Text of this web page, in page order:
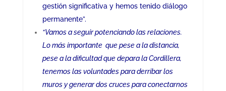
gestión significativa y hemos tenido diálogo
permanente”.
“Vamos a seguir potenciando las relaciones.
Lo más importante que pese a la distancia,
pese a la dificultad que depara la Cordillera,
tenemos las voluntades para derribar los
muros y generar dos cruces para conectarnos